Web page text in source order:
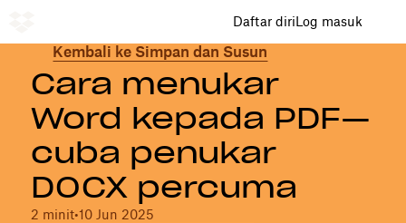
Daftar diriLog masuk
Kembali ke Simpan dan Susun
Cara menukar
Word kepada PDF—
cuba penukar
DOCX percuma
2 minit•10 Jun 2025